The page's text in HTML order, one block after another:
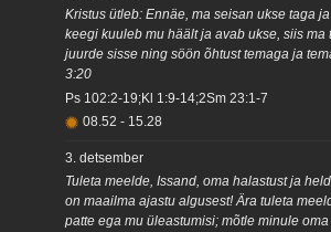
Kristus ütleb: Ennäe, ma seisan ukse taga
keegi kuuleb mu häält ja avab ukse, siis ma
juurde sisse ning söön õhtust temaga ja
3:20
Ps 102:2-19;Kl 1:9-14;2Sm 23:1-7
08.52 - 15.28
3. detsember
Tuleta meelde, Issand, oma halastust ja
on maailma ajastu algusest! Ära tuleta
patte ega mu üleastumisi; mõtle minule